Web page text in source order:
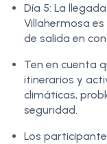
Día 5: La
Villahermosa
de salida en
Ten en cuenta
itinerarios y
climáticas,
seguridad.
Los